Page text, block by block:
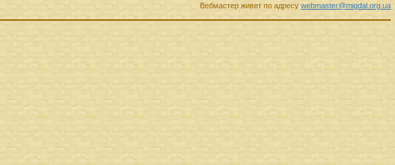
Вебмастер живет по адресуwebmaster@migdal.org.ua